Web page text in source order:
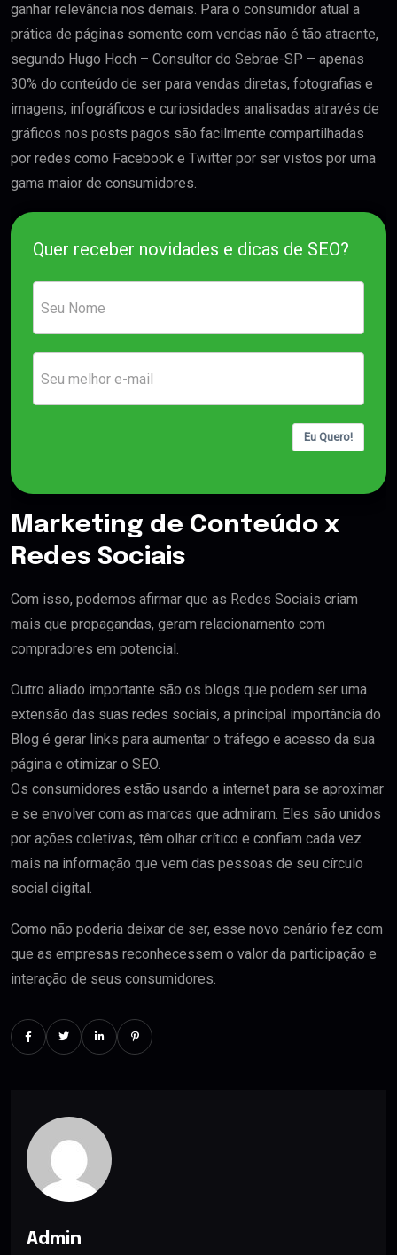
ganhar relevância nos demais. Para o consumidor atual a
prática de páginas somente com vendas não é tão atraente,
segundo Hugo Hoch – Consultor do Sebrae-SP – apenas
30% do conteúdo de ser para vendas diretas, fotografias e
imagens, infográficos e curiosidades analisadas através de
gráficos nos posts pagos são facilmente compartilhadas
por redes como Facebook e Twitter por ser vistos por uma
gama maior de consumidores.
Quer receber novidades e dicas de SEO?
Eu Quero!
Marketing de Conteúdo x
Redes Sociais
Com isso, podemos afirmar que as Redes Sociais criam
mais que propagandas, geram relacionamento com
compradores em potencial.
Outro aliado importante são os blogs que podem ser uma
extensão das suas redes sociais, a principal importância do
Blog é gerar links para aumentar o tráfego e acesso da sua
página e otimizar o SEO.
Os consumidores estão usando a internet para se aproximar
e se envolver com as marcas que admiram. Eles são unidos
por ações coletivas, têm olhar crítico e confiam cada vez
mais na informação que vem das pessoas de seu círculo
social digital.
Como não poderia deixar de ser, esse novo cenário fez com
que as empresas reconhecessem o valor da participação e
interação de seus consumidores.
Admin